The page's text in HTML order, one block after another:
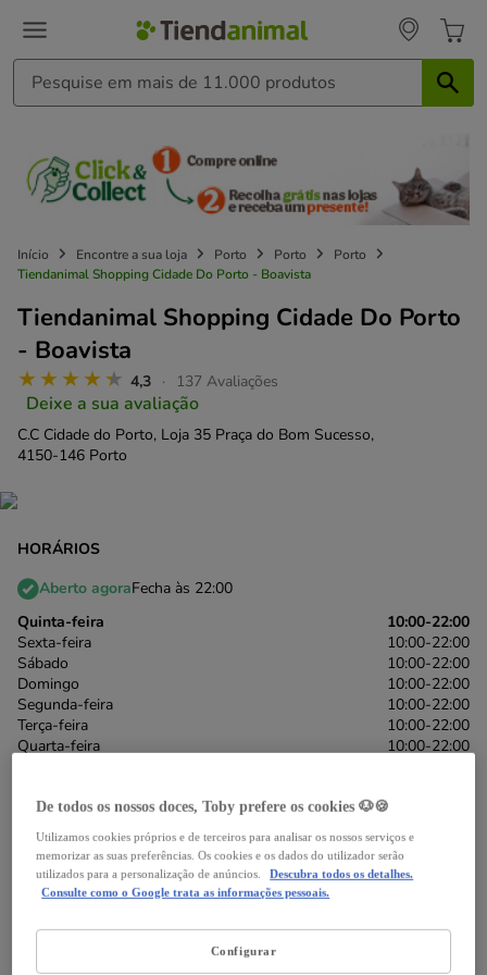
Início Encontre a sua loja Porto Porto
Porto
Tiendanimal Shopping Cidade Do Porto - Boavista
Tiendanimal Shopping Cidade Do Porto
- Boavista
4,3 137 Avaliações
Deixe a sua avaliação
C.C Cidade do Porto, Loja 35 Praça do Bom Sucesso,
4150-146 Porto
HORÁRIOS
Aberto agoraFecha às 22:00
Quinta-feira
10:00-22:00
Sexta-feira
10:00-22:00
Sábado
10:00-22:00
Domingo
10:00-22:00
Segunda-feira
10:00-22:00
Terça-feira
10:00-22:00
Quarta-feira
10:00-22:00
22 606 4105
*chamada para a rede fixa nacional
Itinerário
De todos os nossos doces, Toby prefere os cookies 🐶🍪
Utilizamos cookies próprios e de terceiros para analisar os nossos serviços e
memorizar as suas preferências. Os cookies e os dados do utilizador serão
utilizados para a personalização de anúncios.
Descubra todos os detalhes.
Consulte como o Google trata as informações pessoais.
Configurar